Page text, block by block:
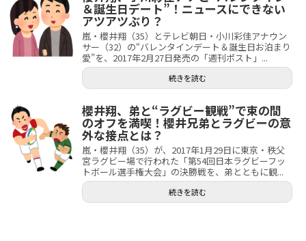
＆誕生日デート”！ニュースにできない
アツアツぶり？
嵐・櫻井翔（35）とテレビ朝日・小川彩佳アナウン
サー（32）の“バレンタインデート＆誕生日お泊まり
愛”を、2017年2月27日発売の「週刊ポスト」...
続きを読む
櫻井翔、弟と“ラグビー観戦”で束の間
のオフを満喫！櫻井兄弟とラグビーの意
外な接点とは？
嵐・櫻井翔（35）が、2017年1月29日に東京・秩父
宮ラグビー場で行われた「第54回日本ラグビーフッ
トボール選手権大会」の決勝戦を、弟とともに観...
続きを読む